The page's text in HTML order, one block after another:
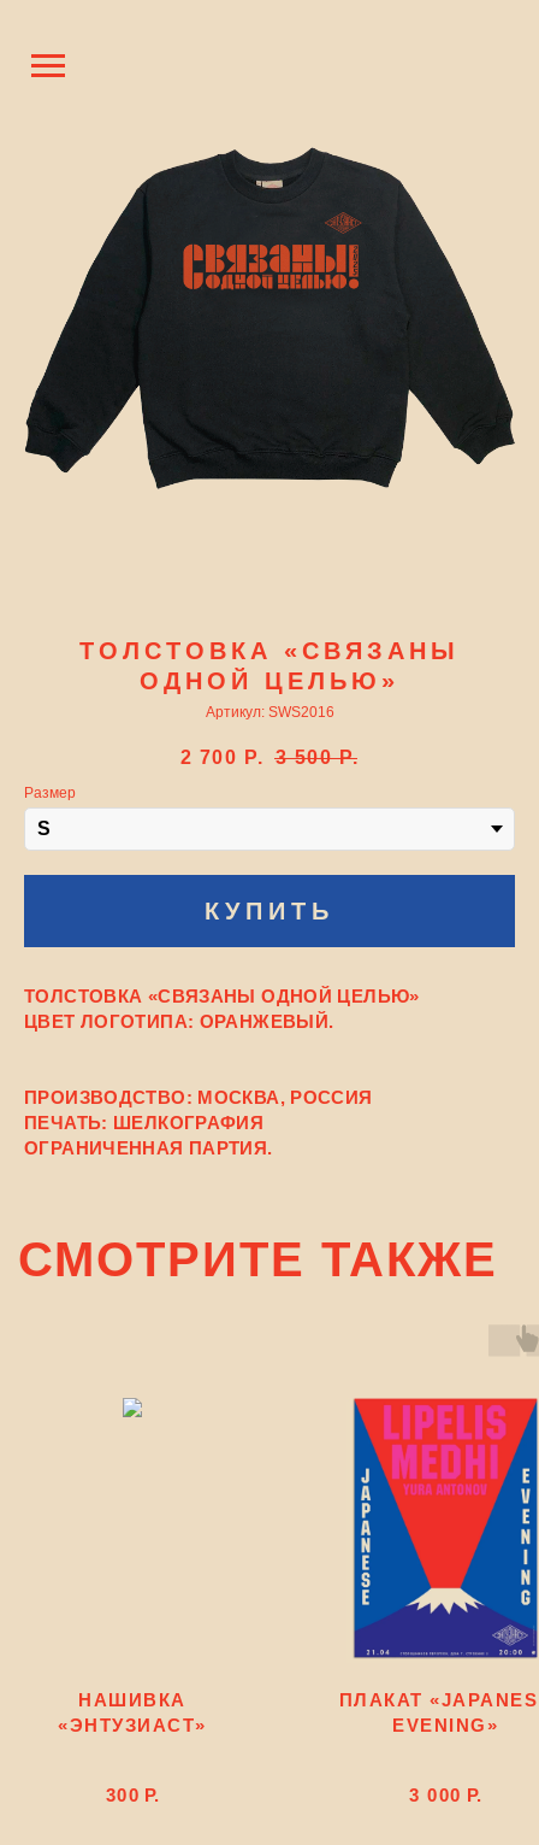
ТОЛСТОВКА «СВЯЗАНЫ
ОДНОЙ ЦЕЛЬЮ»
Артикул: SWS2016
2 700 Р. 3 500 Р.
Размер
КУПИТЬ
ТОЛСТОВКА «СВЯЗАНЫ ОДНОЙ ЦЕЛЬЮ»
ЦВЕТ ЛОГОТИПА: ОРАНЖЕВЫЙ.
ПРОИЗВОДСТВО: МОСКВА, РОССИЯ
ПЕЧАТЬ: ШЕЛКОГРАФИЯ
ОГРАНИЧЕННАЯ ПАРТИЯ.
СМОТРИТЕ ТАКЖЕ
НАШИВКА
«ЭНТУЗИАСТ»
300 Р.
ПЛАКАТ
EVENING»
3 000 Р.